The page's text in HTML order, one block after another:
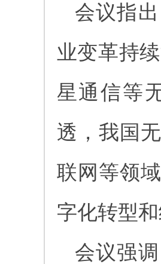
会议指
业变革持
星通信等
透，我国
联网等领
字化转型
会议强